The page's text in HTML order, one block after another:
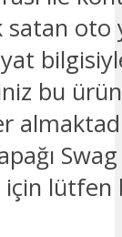
satan oto
bu
lütfen